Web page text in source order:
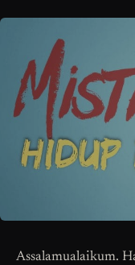
Assalamualaikum.